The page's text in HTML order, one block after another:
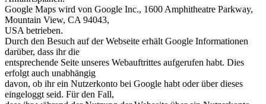
Google Maps wird von Google Inc., 1600 Amphitheatre Parkway,
Mountain View, CA 94043,
USA betrieben.
Durch den Besuch auf der Webseite erhält Google Informationen
darüber, dass ihr die
entsprechende Seite unseres Webauftrittes aufgerufen habt. Dies
erfolgt auch unabhängig
davon, ob ihr ein Nutzerkonto bei Google habt oder über dieses
eingeloggt seid. Für den Fall,